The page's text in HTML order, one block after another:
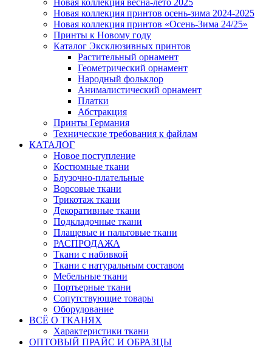
Новая коллекция весна-лето 2025
Новая коллекция принтов осень-зима 2024-2025
Новая коллекция принтов «Осень-Зима 24/25»
Принты к Новому году
Каталог Эксклюзивных принтов
Растительный орнамент
Геометрический орнамент
Народный фольклор
Анималистический орнамент
Платки
Абстракция
Принты Германия
Технические требования к файлам
КАТАЛОГ
Новое поступление
Костюмные ткани
Блузочно-плательные
Ворсовые ткани
Трикотаж ткани
Декоративные ткани
Подкладочные ткани
Плащевые и пальтовые ткани
РАСПРОДАЖА
Ткани с набивкой
Ткани с натуральным составом
Мебельные ткани
Портьерные ткани
Сопутствующие товары
Оборудование
ВСЁ О ТКАНЯХ
Характеристики ткани
ОПТОВЫЙ ПРАЙС И ОБРАЗЦЫ